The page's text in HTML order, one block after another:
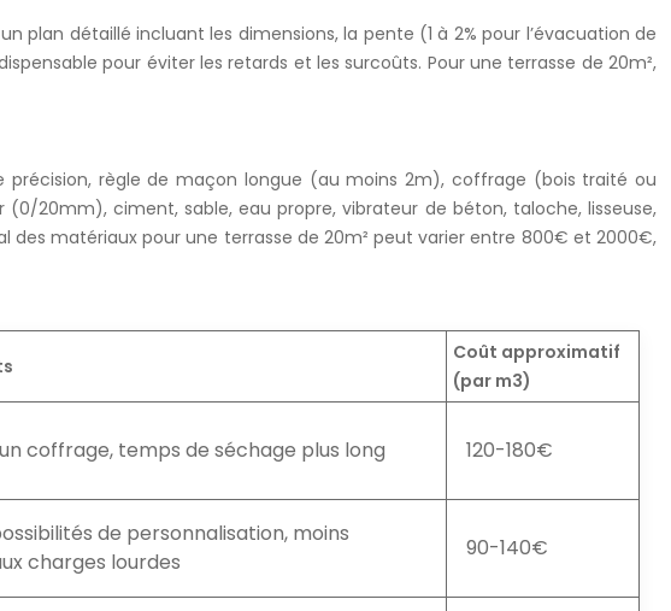
détaillé incluant les dimensions, la pente (1 à 2% pour l’évacuation de
pour éviter les retards et les surcoûts. Pour une terrasse de 20m²,
règle de maçon longue (au moins 2m), coffrage (bois traité ou
20mm), ciment, sable, eau propre, vibrateur de béton, taloche, lisseuse,
des matériaux pour une terrasse de 20m² peut varier entre 800€ et 2000€,
Coût approximatif
(par m3)
coffrage, temps de séchage plus long 120-180€
de personnalisation, moins
charges lourdes
90-140€